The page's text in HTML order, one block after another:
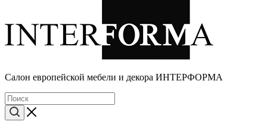
Cалон европейской мебели и декора ИНТЕРФОРМА